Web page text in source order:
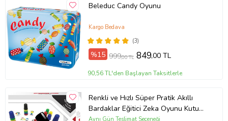
Beleduc Candy Oyunu
(3)
Kargo Bedava
%15 999,00 TL 849,00 TL
90,56 TL'den Başlayan Taksitlerle
Renkli ve Hızlı Süper Pratik Akıllı
Bardaklar Eğitici Zeka Oyunu Kutu
Aynı Gün Teslimat Seçeneği